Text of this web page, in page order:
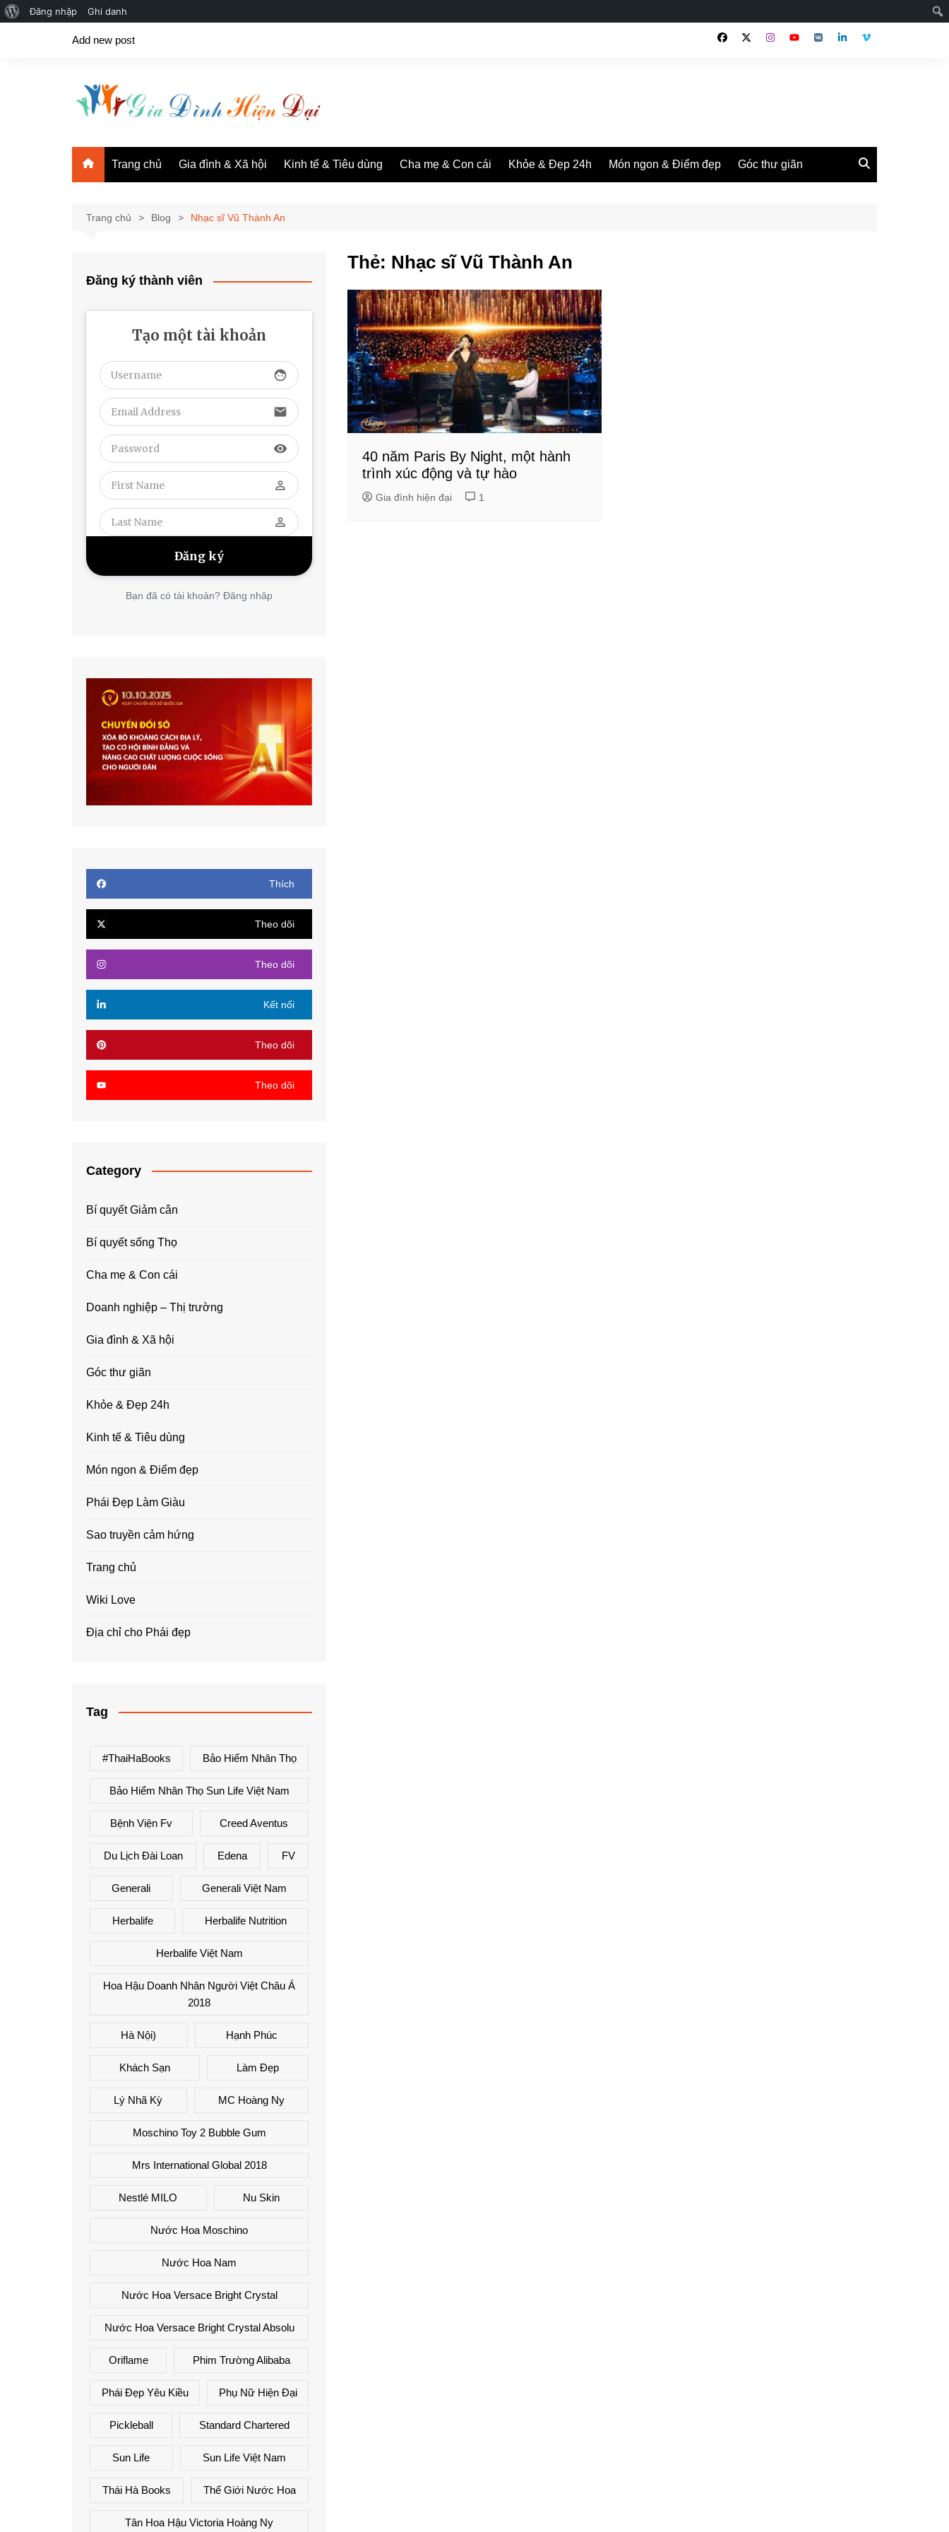
GiớiĐăng nhập Ghi danh
Add new post
Trang chủ Gia đình & Xã hội Kinh tế & Tiêu dùng Cha mẹ & Con cái Khỏe & Đẹp 24h Món ngon & Điểm đẹp Góc thư giãn
Trang chủ Blog Nhạc sĩ Vũ Thành An
Thẻ: Nhạc sĩ Vũ Thành An
40 năm Paris By Night, một hành
trình xúc động và tự hào
Gia đình hiện đại 1
Đăng ký thành viên
Tạo một tài khoản
face
email
visibility
perm_identity
perm_identity
Bạn đã có tài khoản? Đăng nhập
Thích
Theo dõi
Theo dõi
Kết nối
Theo dõi
Theo dõi
Category
Bí quyết Giảm cân
Bí quyết sống Thọ
Cha mẹ & Con cái
Doanh nghiệp – Thị trường
Gia đình & Xã hội
Góc thư giãn
Khỏe & Đẹp 24h
Kinh tế & Tiêu dùng
Món ngon & Điểm đẹp
Phái Đẹp Làm Giàu
Sao truyền cảm hứng
Trang chủ
Wiki Love
Địa chỉ cho Phái đẹp
Tag
#ThaiHaBooks Bảo Hiểm Nhân Thọ
Bảo Hiểm Nhân Thọ Sun Life Việt Nam
Bệnh Viện Fv Creed Aventus
Du Lịch Đài Loan Edena FV
Generali Generali Việt Nam
Herbalife Herbalife Nutrition
Herbalife Việt Nam
Hoa Hậu Doanh Nhân Người Việt Châu Á
2018
Hà Nội) Hạnh Phúc
Khách Sạn Làm Đẹp
Lý Nhã Kỳ MC Hoàng Ny
Moschino Toy 2 Bubble Gum
Mrs International Global 2018
Nestlé MILO Nu Skin
Nước Hoa Moschino
Nước Hoa Nam
Nước Hoa Versace Bright Crystal
Nước Hoa Versace Bright Crystal Absolu
Oriflame Phim Trường Alibaba
Phái Đẹp Yêu Kiều Phụ Nữ Hiện Đại
Pickleball Standard Chartered
Sun Life Sun Life Việt Nam
Thái Hà Books Thế Giới Nước Hoa
Tân Hoa Hậu Victoria Hoàng Ny